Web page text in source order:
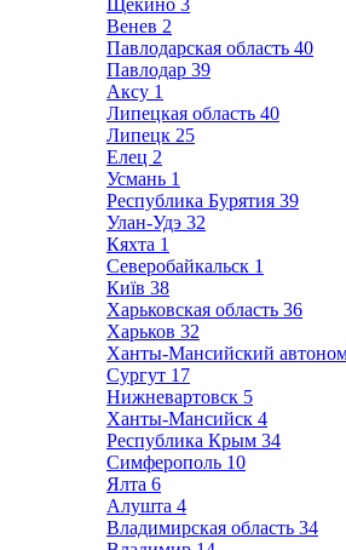
Щёкино 3
Венев 2
Павлодарская область 40
Павлодар 39
Аксу 1
Липецкая область 40
Липецк 25
Елец 2
Усмань 1
Республика Бурятия 39
Улан-Удэ 32
Кяхта 1
Северобайкальск 1
Київ 38
Харьковская область 36
Харьков 32
Ханты-Мансийский
Сургут 17
Нижневартовск 5
Ханты-Мансийск 4
Республика Крым 34
Симферополь 10
Ялта 6
Алушта 4
Владимирская область 34